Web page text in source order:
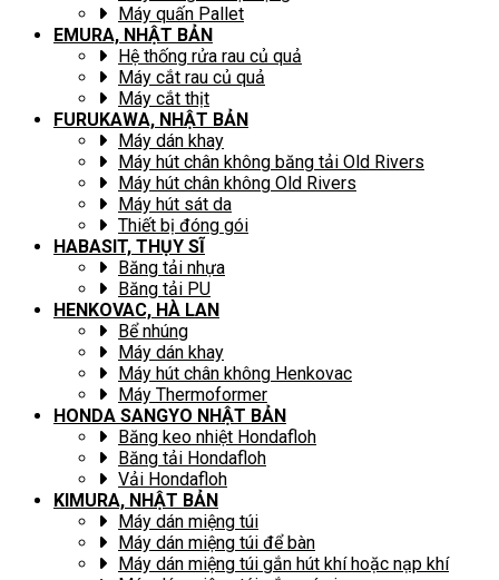
Máy quấn Pallet
EMURA, NHẬT BẢN
Hệ thống rửa rau củ quả
Máy cắt rau củ quả
Máy cắt thịt
FURUKAWA, NHẬT BẢN
Máy dán khay
Máy hút chân không băng tải Old Rivers
Máy hút chân không Old Rivers
Máy hút sát da
Thiết bị đóng gói
HABASIT, THỤY SĨ
Băng tải nhựa
Băng tải PU
HENKOVAC, HÀ LAN
Bể nhúng
Máy dán khay
Máy hút chân không Henkovac
Máy Thermoformer
HONDA SANGYO NHẬT BẢN
Băng keo nhiệt Hondafloh
Băng tải Hondafloh
Vải Hondafloh
KIMURA, NHẬT BẢN
Máy dán miệng túi
Máy dán miệng túi để bàn
Máy dán miệng túi gắn hút khí hoặc nạp khí